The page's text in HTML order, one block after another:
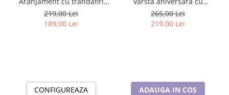
din sapun si praline de
ciocolata Ferrero Rocher
219,00 Lei
189,00 Lei
CONFIGUREAZA
trandafiri din sapun, cifra
3D cu sclipici
265,00 Lei
219,00 Lei
ADAUGA IN COS